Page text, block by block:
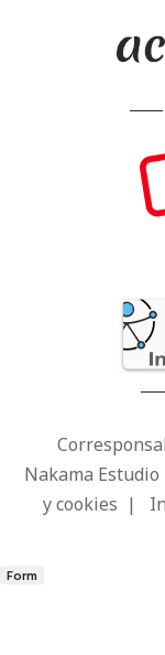
Nakama Estudio
y cookies |
Form